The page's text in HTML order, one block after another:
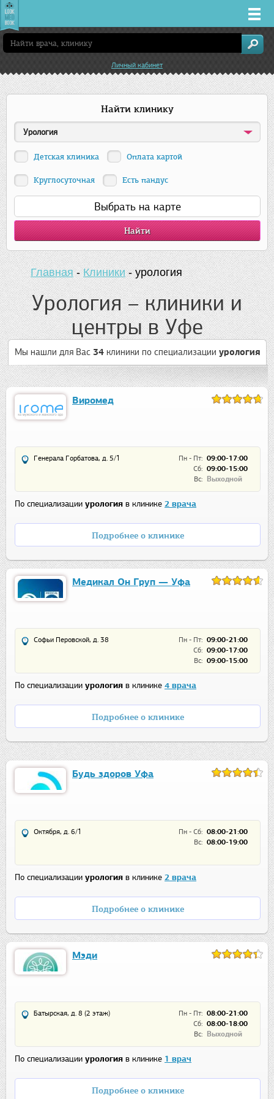
Врачи
Клиники
Лекарства
Акции
Уфа
Личный кабинет
Найти клинику
Урология
Детская клиника Оплата картой
Круглосуточная Есть пандус
Выбрать на карте
Главная-Клиники-урология
Урология – клиники и
центры в Уфе
Мы нашли для Вас 34 клиники по специализации урология
Виромед
Пн - Пт: 09:00-17:00
Сб: 09:00-15:00
Вс:
Выходной
Генерала Горбатова, д. 5/1
По специализации урология в клинике 2 врача
Подробнее о клинике
Медикал Он Груп — Уфа
Пн - Пт: 09:00-21:00
Сб: 09:00-17:00
Вс: 09:00-15:00
Софьи Перовской, д. 38
По специализации урология в клинике 4 врача
Подробнее о клинике
Будь здоров Уфа
Пн - Сб: 08:00-21:00
Вс: 08:00-19:00
Октября, д. 6/1
По специализации урология в клинике 2 врача
Подробнее о клинике
Мэди
Пн - Пт: 08:00-21:00
Сб: 08:00-18:00
Вс:
Выходной
Батырская, д. 8 (2 этаж)
По специализации урология в клинике 1 врач
Подробнее о клинике